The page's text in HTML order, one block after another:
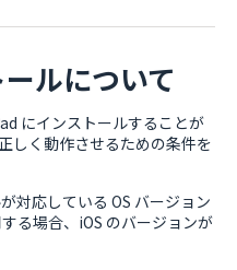
ルについて
にインストールすることが
しく動作させるための条件を
対応している OS バージョン
る場合、iOS のバージョンが